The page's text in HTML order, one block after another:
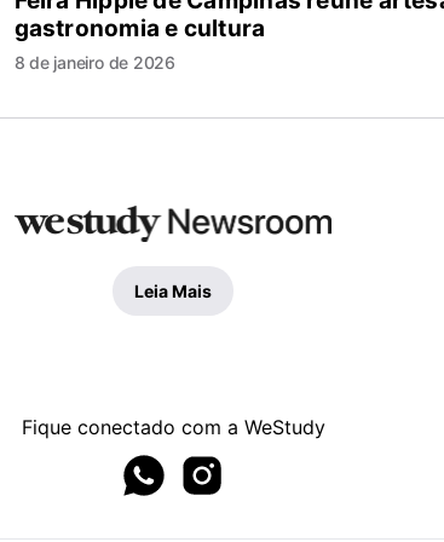
gastronomia e cultura
8 de janeiro de 2026
Leia Mais
Fique conectado com a WeStudy